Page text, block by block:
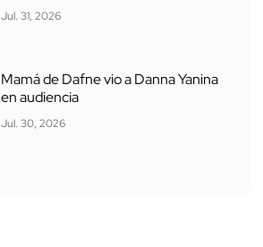
Jul. 31, 2026
Mamá de Dafne vio a Danna Yanina
en audiencia
Jul. 30, 2026